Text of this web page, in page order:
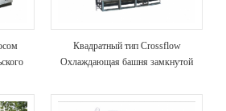
Квадратный тип Crossflow
Охлаждающая башня замкнутой